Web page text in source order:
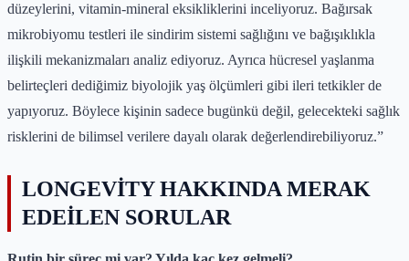
düzeylerini, vitamin-mineral eksikliklerini inceliyoruz. Bağırsak
mikrobiyomu testleri ile sindirim sistemi sağlığını ve bağışıklıkla
ilişkili mekanizmaları analiz ediyoruz. Ayrıca hücresel yaşlanma
belirteçleri dediğimiz biyolojik yaş ölçümleri gibi ileri tetkikler de
yapıyoruz. Böylece kişinin sadece bugünkü değil, gelecekteki sağlık
risklerini de bilimsel verilere dayalı olarak değerlendirebiliyoruz.”
LONGEVİTY HAKKINDA MERAK
EDEİLEN SORULAR